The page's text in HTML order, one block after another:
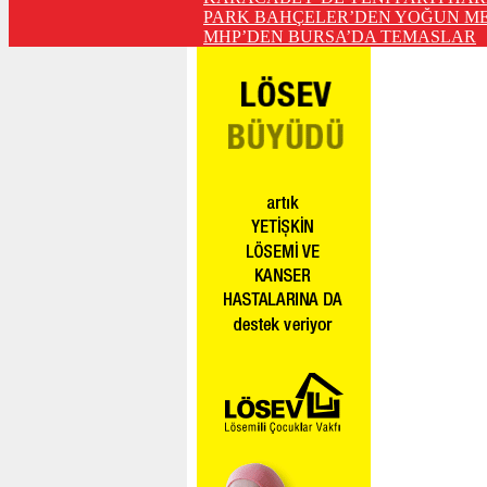
PARK BAHÇELER’DEN YOĞUN
MHP’DEN BURSA’DA TEMASLAR